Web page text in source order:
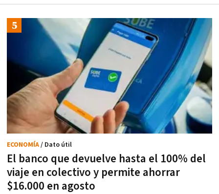
El banco que devuelve hasta el 100% del
viaje en colectivo y permite ahorrar
$16.000 en agosto
ECONOMÍA/ Dato útil